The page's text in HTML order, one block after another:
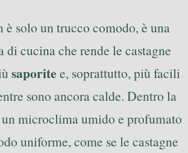
è solo un trucco comodo, è una
di cucina che rende le castagne
saporite e, soprattutto, più facili
sono ancora calde. Dentro la
un microclima umido e profumato
uniforme, come se le castagne